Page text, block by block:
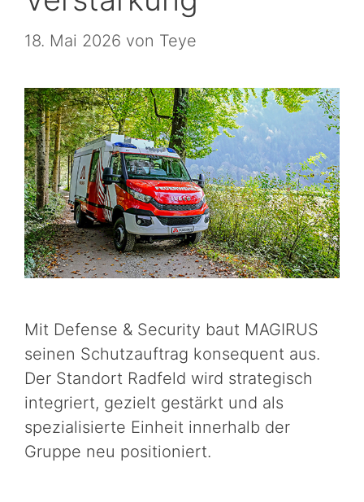
18. Mai 2026 von Teye
Mit Defense & Security baut MAGIRUS
seinen Schutzauftrag konsequent aus.
Der Standort Radfeld wird strategisch
integriert, gezielt gestärkt und als
spezialisierte Einheit innerhalb der
Gruppe neu positioniert.